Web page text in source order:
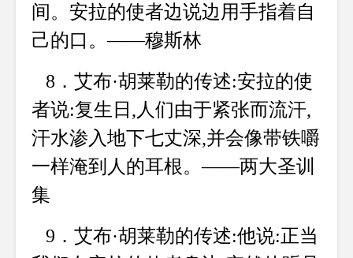
间。安拉的使者边说边用手指着自
己的口。——穆斯林
8．艾布·胡莱勒的传述:安拉的使
者说:复生日,人们由于紧张而流汗,
汗水渗入地下七丈深,并会像带铁嚼
一样淹到人的耳根。——两大圣训
集
9．艾布·胡莱勒的传述:他说:正当